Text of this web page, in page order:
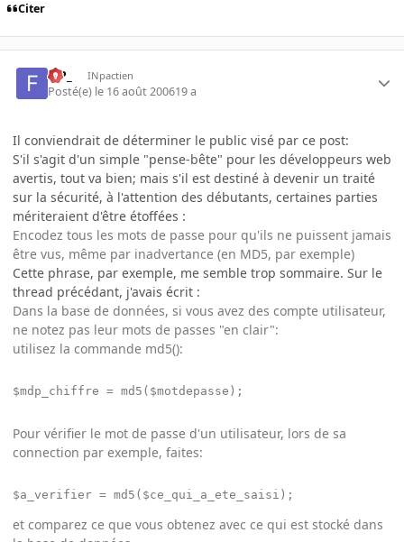
Citer
FiP_ INpactien
Posté(e) le 16 août 200619 a
Il conviendrait de déterminer le public visé par ce post:
S'il s'agit d'un simple "pense-bête" pour les développeurs web
avertis, tout va bien; mais s'il est destiné à devenir un traité
sur la sécurité, à l'attention des débutants, certaines parties
mériteraient d'être étoffées :
Encodez tous les mots de passe pour qu'ils ne puissent jamais
être vus, même par inadvertance (en MD5, par exemple)
Cette phrase, par exemple, me semble trop sommaire. Sur le
thread précédant, j'avais écrit :
Dans la base de données, si vous avez des compte utilisateur,
ne notez pas leur mots de passes "en clair":
utilisez la commande md5():
$mdp_chiffre = md5($motdepasse);
Pour vérifier le mot de passe d'un utilisateur, lors de sa
connection par exemple, faites:
$a_verifier = md5($ce_qui_a_ete_saisi);
et comparez ce que vous obtenez avec ce qui est stocké dans